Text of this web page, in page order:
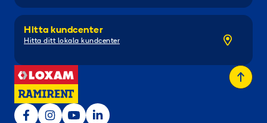
Hitta kundcenter
Hitta ditt lokala kundcenter